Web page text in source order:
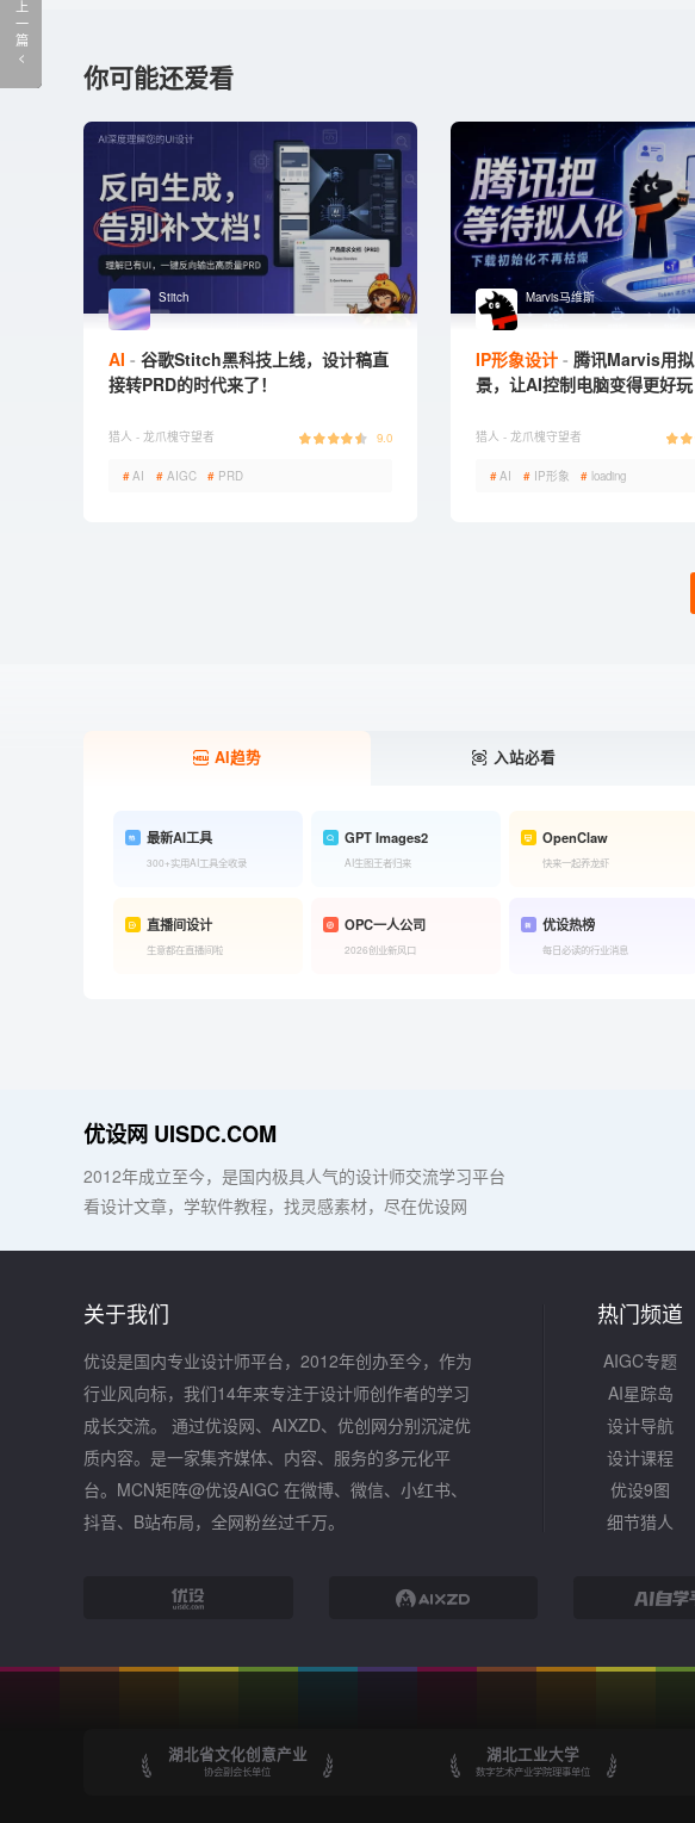
上
一
篇
你可能还爱看
Stitch
AI
谷歌Stitch黑科技上线，设计稿直
接转PRD的时代来了！
猎人 - 龙爪槐守望者 9.0
# AI # AIGC # PRD
Marvis马维斯
IP形象设计
腾讯Marvis用
景，让AI控制电脑变得更好玩
猎人 - 龙爪槐守望者
# AI # IP形象 # loading
AI趋势 入站必看
最新AI工具
300+实用AI工具全收录
GPT Images2
AI生图王者归来
OpenClaw
快来一起养龙虾
直播间设计
生意都在直播间啦
OPC一人公司
2026创业新风口
优设热榜
每日必读的行业消息
优设网 UISDC.COM
2012年成立至今，是国内极具人气的设计师交流学习平台
看设计文章，学软件教程，找灵感素材，尽在优设网
关于我们
优设是国内专业设计师平台，2012年创办至今，作为
行业风向标，我们14年来专注于设计师创作者的学习
成长交流。 通过优设网、AIXZD、优创网分别沉淀优
质内容。是一家集齐媒体、内容、服务的多元化平
台。MCN矩阵@优设AIGC 在微博、微信、小红书、
抖音、B站布局，全网粉丝过千万。
热门频道
AIGC专题
AI星踪岛
设计导航
设计课程
优设9图
细节猎人
湖北省文化创意产业
协会副会长单位
湖北工业大学
数字艺术产业学院理事单位